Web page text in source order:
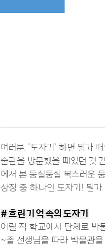
여러분, '도자기' 하면 뭐가
술관을 방문했을 때였던 것
에서 본 둥실둥실 복스러운
상징 중 하나인 도자기! 뭔가
# 흐린 기억 속의 도자기
어릴 적 학교에서 단체로 박
~졸 선생님을 따라 박물관을